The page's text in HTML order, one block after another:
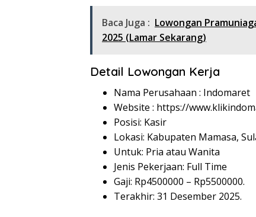
Baca Juga : Lowongan
2025 (Lamar Sekarang)
Detail Lowongan Kerja
Nama Perusahaan : Indomaret
Website : https://
Posisi: Kasir
Lokasi: Kabupaten Mamasa,
Untuk: Pria atau Wanita
Jenis Pekerjaan: Full Time
Gaji: Rp4500000 – Rp5500000.
Terakhir: 31 Desember 2025.